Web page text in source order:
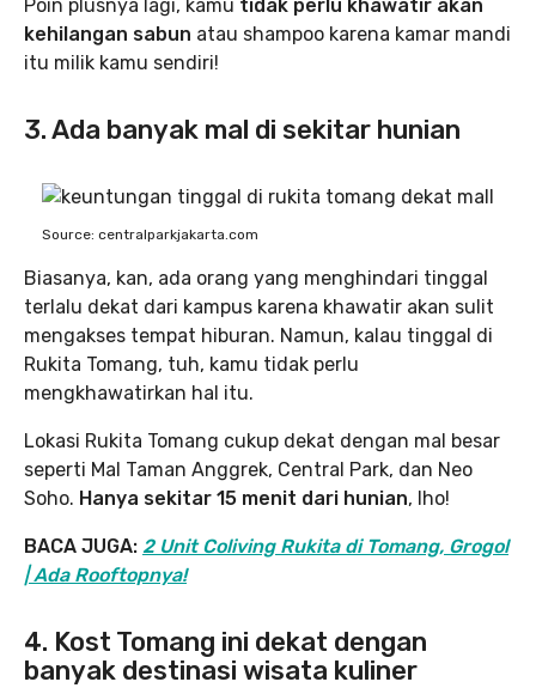
Poin plusnya lagi, kamu tidak perlu khawatir akan
kehilangan sabun atau shampoo karena kamar mandi
itu milik kamu sendiri!
3. Ada banyak mal di sekitar hunian
Source: centralparkjakarta.com
Biasanya, kan, ada orang yang menghindari tinggal
terlalu dekat dari kampus karena khawatir akan sulit
mengakses tempat hiburan. Namun, kalau tinggal di
Rukita Tomang, tuh, kamu tidak perlu
mengkhawatirkan hal itu.
Lokasi Rukita Tomang cukup dekat dengan mal besar
seperti Mal Taman Anggrek, Central Park, dan Neo
Soho. Hanya sekitar 15 menit dari hunian, lho!
BACA JUGA: 2 Unit Coliving Rukita di Tomang, Grogol
| Ada Rooftopnya!
4. Kost Tomang ini dekat dengan
banyak destinasi wisata kuliner